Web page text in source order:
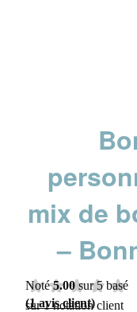
mix de
–
Noté5.00 sur 5 basé
sur1notation client
(1avis client)